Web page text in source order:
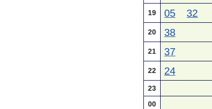
19 05 32
20 38
21 37
22 24
23
00